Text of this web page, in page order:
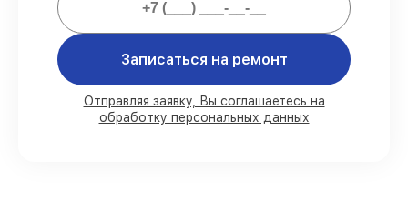
Мы гарантируем:
80%работ с возможностью наблюдения
90%комплектующих для телефонов
имеются в наличии или быстро
Записаться на ремонт
Отправляя заявку, Вы соглашаетесь на
обработку персональных данных